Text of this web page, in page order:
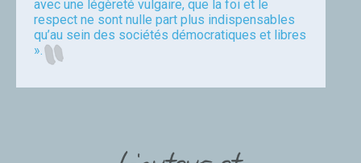
avec une légèreté vulgaire, que la foi et le
respect ne sont nulle part plus indispensables
qu’au sein des sociétés démocratiques et libres
».